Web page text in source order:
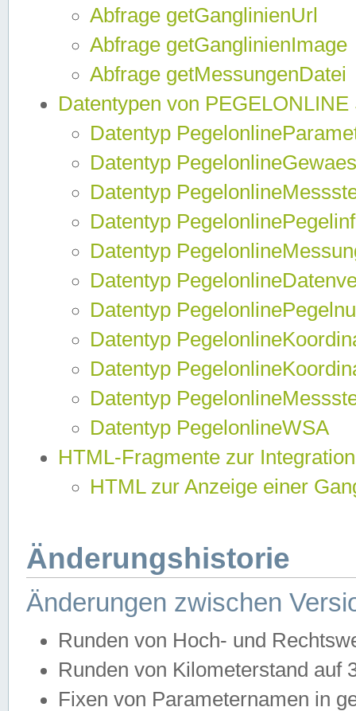
Abfrage getGanglinienUrl
Abfrage getGanglinienImage
Abfrage getMessungenDatei
Datentypen von
Datentyp
Datentyp
Datentyp
Datentyp
Datentyp
Datentyp
Datentyp
Datentyp
Datentyp
Datentyp
Datentyp PegelonlineWSA
HTML-Fragmente zur
HTML zur Anzeige einer
Änderungshistorie
Änderungen zwischen
Runden von Hoch- und
Runden von Kilometerstand auf
Fixen von Parameternamen in